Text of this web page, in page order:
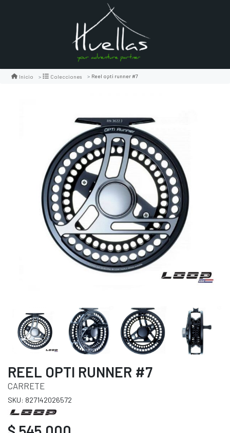
Inicio Colecciones Reel opti runner #7
REEL OPTI RUNNER #7
CARRETE
SKU: 827142026572